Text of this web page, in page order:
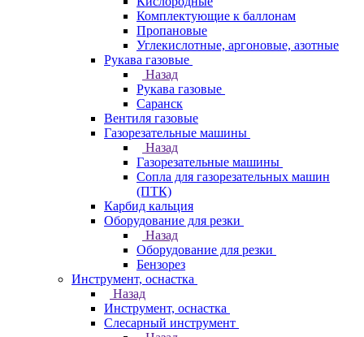
Комплектующие к баллонам
Пропановые
Углекислотные, аргоновые, азотные
Рукава газовые
Назад
Рукава газовые
Саранск
Вентиля газовые
Газорезательные машины
Назад
Газорезательные машины
Сопла для газорезательных машин
(ПТК)
Карбид кальция
Оборудование для резки
Назад
Оборудование для резки
Бензорез
Инструмент, оснастка
Назад
Инструмент, оснастка
Слесарный инструмент